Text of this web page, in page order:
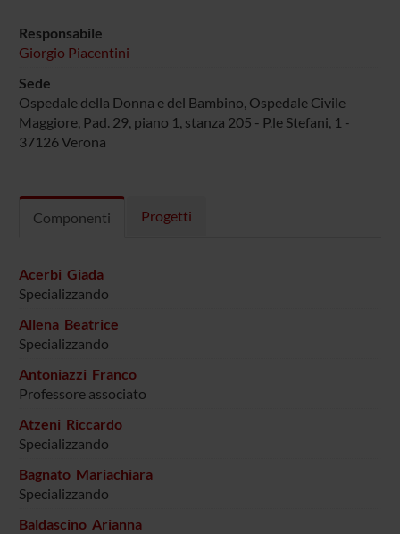
Responsabile
Giorgio Piacentini
Sede
Ospedale della Donna e del Bambino, Ospedale Civile
Maggiore, Pad. 29, piano 1, stanza 205 - P.le Stefani, 1 -
37126 Verona
Componenti Progetti
Acerbi Giada
Specializzando
Allena Beatrice
Specializzando
Antoniazzi Franco
Professore associato
Atzeni Riccardo
Specializzando
Bagnato Mariachiara
Specializzando
Baldascino Arianna